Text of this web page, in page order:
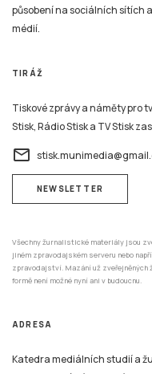
působení na sociálních sítích
médií.
TIRÁŽ
Tiskové zprávy a náměty pro
Stisk, Rádio Stisk a TV Stisk
email
NEWSLETTER
Všechny žurnalistické materiály jsou
jiném zpravodajském serveru nebo
zpravodajství. Mazání už
formě není možné nyní ani v budoucnu.
ADRESA
Katedra mediálních studií a